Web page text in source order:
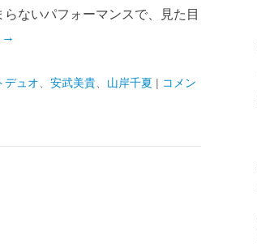
ないパフォーマンスで、見た目
→
デュオ 安武美貴 山岸千夏 | コメン